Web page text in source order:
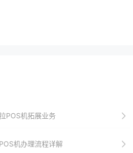
POS机拓展业务
机办理流程详解